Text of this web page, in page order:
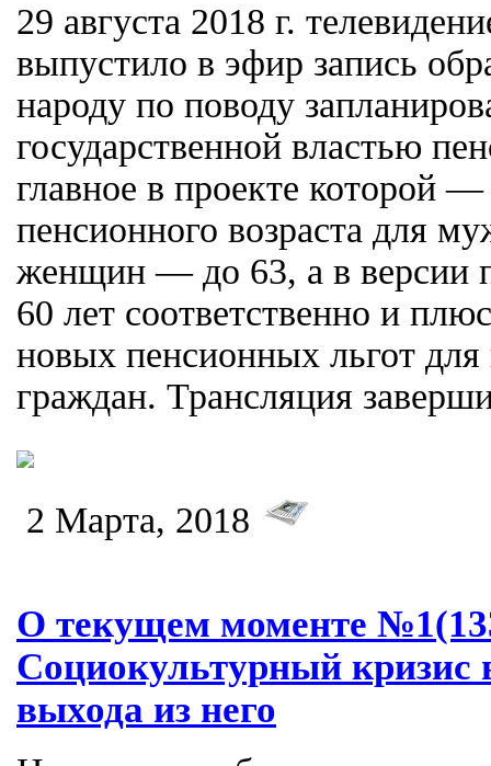
29 августа 2018 г.
выпустило в эфир запись
народу по поводу
государственной властью
главное в проекте которой
пенсионного возраста для
женщин — до 63, а в версии
60 лет соответственно и
новых пенсионных льгот для
граждан. Трансляция
2 Марта, 2018
О текущем моменте
Социокультурный кризис
выхода из него